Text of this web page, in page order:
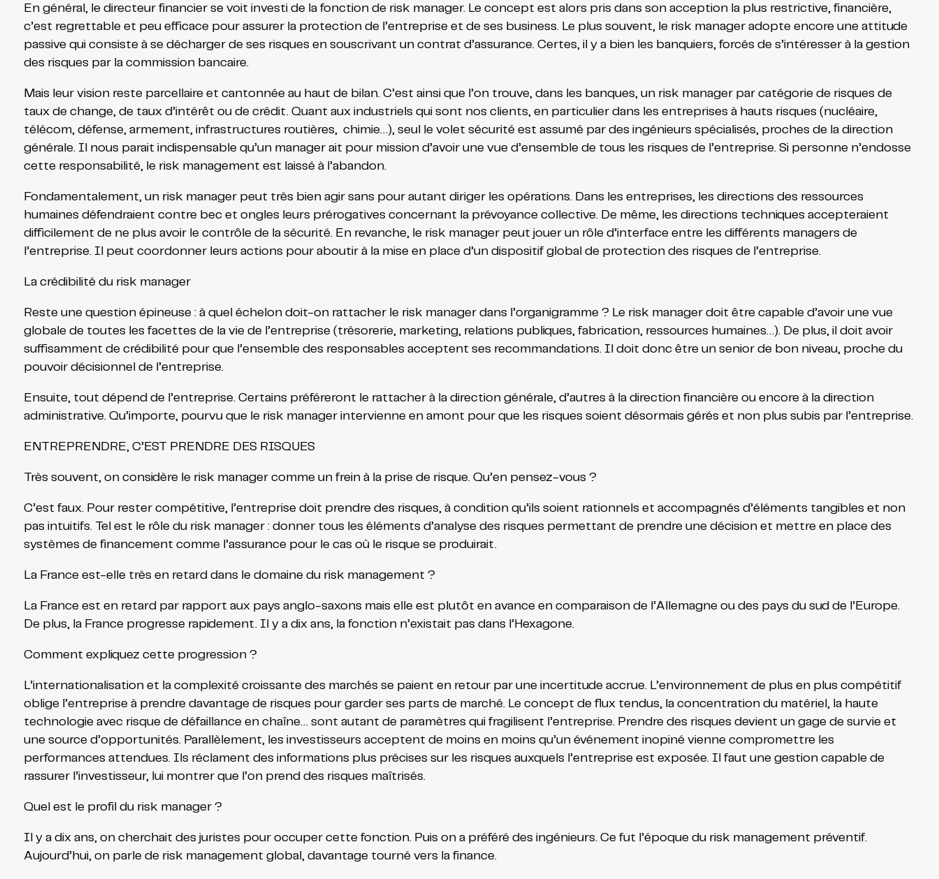
En général, le directeur financier se voit investi de la fonction de risk manager. Le concept est alors pris dans son acception la plus restrictive, financière,
c’est regrettable et peu efficace pour assurer la protection de l’entreprise et de ses business. Le plus souvent, le risk manager adopte encore une attitude
passive qui consiste à se décharger de ses risques en souscrivant un contrat d’assurance. Certes, il y a bien les banquiers, forcés de s’intéresser à la gestion
des risques par la commission bancaire.
Mais leur vision reste parcellaire et cantonnée au haut de bilan. C’est ainsi que l’on trouve, dans les banques, un risk manager par catégorie de risques de
taux de change, de taux d’intérêt ou de crédit. Quant aux industriels qui sont nos clients, en particulier dans les entreprises à hauts risques (nucléaire,
télécom, défense, armement, infrastructures routières, chimie…), seul le volet sécurité est assumé par des ingénieurs spécialisés, proches de la direction
générale. Il nous parait indispensable qu’un manager ait pour mission d’avoir une vue d’ensemble de tous les risques de l’entreprise. Si personne n’endosse
cette responsabilité, le risk management est laissé à l’abandon.
Fondamentalement, un risk manager peut très bien agir sans pour autant diriger les opérations. Dans les entreprises, les directions des ressources
humaines défendraient contre bec et ongles leurs prérogatives concernant la prévoyance collective. De même, les directions techniques accepteraient
difficilement de ne plus avoir le contrôle de la sécurité. En revanche, le risk manager peut jouer un rôle d’interface entre les différents managers de
l’entreprise. Il peut coordonner leurs actions pour aboutir à la mise en place d’un dispositif global de protection des risques de l’entreprise.
La crédibilité du risk manager
Reste une question épineuse : à quel échelon doit-on rattacher le risk manager dans l’organigramme ? Le risk manager doit être capable d’avoir une vue
globale de toutes les facettes de la vie de l’entreprise (trésorerie, marketing, relations publiques, fabrication, ressources humaines…). De plus, il doit avoir
suffisamment de crédibilité pour que l’ensemble des responsables acceptent ses recommandations. Il doit donc être un senior de bon niveau, proche du
pouvoir décisionnel de l’entreprise.
Ensuite, tout dépend de l’entreprise. Certains préféreront le rattacher à la direction générale, d’autres à la direction financière ou encore à la direction
administrative. Qu’importe, pourvu que le risk manager intervienne en amont pour que les risques soient désormais gérés et non plus subis par l’entreprise.
ENTREPRENDRE, C’EST PRENDRE DES RISQUES
Très souvent, on considère le risk manager comme un frein à la prise de risque. Qu’en pensez-vous ?
C’est faux. Pour rester compétitive, l’entreprise doit prendre des risques, à condition qu’ils soient rationnels et accompagnés d’éléments tangibles et non
pas intuitifs. Tel est le rôle du risk manager : donner tous les éléments d’analyse des risques permettant de prendre une décision et mettre en place des
systèmes de financement comme l’assurance pour le cas où le risque se produirait.
La France est-elle très en retard dans le domaine du risk management ?
La France est en retard par rapport aux pays anglo-saxons mais elle est plutôt en avance en comparaison de l’Allemagne ou des pays du sud de l’Europe.
De plus, la France progresse rapidement. Il y a dix ans, la fonction n’existait pas dans l’Hexagone.
Comment expliquez cette progression ?
L’internationalisation et la complexité croissante des marchés se paient en retour par une incertitude accrue. L’environnement de plus en plus compétitif
oblige l’entreprise à prendre davantage de risques pour garder ses parts de marché. Le concept de flux tendus, la concentration du matériel, la haute
technologie avec risque de défaillance en chaîne… sont autant de paramètres qui fragilisent l’entreprise. Prendre des risques devient un gage de survie et
une source d’opportunités. Parallèlement, les investisseurs acceptent de moins en moins qu’un événement inopiné vienne compromettre les
performances attendues. Ils réclament des informations plus précises sur les risques auxquels l’entreprise est exposée. Il faut une gestion capable de
rassurer l’investisseur, lui montrer que l’on prend des risques maîtrisés.
Quel est le profil du risk manager ?
Il y a dix ans, on cherchait des juristes pour occuper cette fonction. Puis on a préféré des ingénieurs. Ce fut l’époque du risk management préventif.
Aujourd’hui, on parle de risk management global, davantage tourné vers la finance.